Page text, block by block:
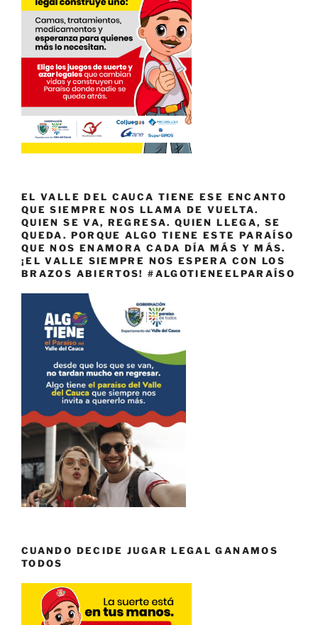
EL VALLE DEL CAUCA TIENE ESE ENCANTO
QUE SIEMPRE NOS LLAMA DE VUELTA.
QUIEN SE VA, REGRESA. QUIEN LLEGA, SE
QUEDA. PORQUE ALGO TIENE ESTE PARAÍSO
QUE NOS ENAMORA CADA DÍA MÁS Y MÁS.
¡EL VALLE SIEMPRE NOS ESPERA CON LOS
BRAZOS ABIERTOS! #ALGOTIENEELPARAÍSO
CUANDO DECIDE JUGAR LEGAL GANAMOS
TODOS